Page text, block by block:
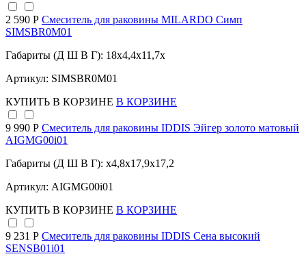
2 590 Р Смеситель для раковины MILARDO Симп
SIMSBR0M01
Габариты (Д Ш В Г): 18x4,4x11,7x
Артикул: SIMSBR0M01
КУПИТЬ В КОРЗИНЕ В КОРЗИНЕ
9 990 Р Cмеситель для раковины IDDIS Эйгер золото матовый
AIGMG00i01
Габариты (Д Ш В Г): x4,8x17,9x17,2
Артикул: AIGMG00i01
КУПИТЬ В КОРЗИНЕ В КОРЗИНЕ
9 231 Р Смеситель для раковины IDDIS Сена высокий
SENSB01i01